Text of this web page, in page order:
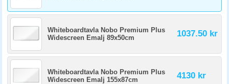
Whiteboardtavla Nobo Premium Plus
Widescreen Emalj 89x50cm
1037.50 kr
Whiteboardtavla Nobo Premium Plus
Widescreen Emalj 155x87cm
4130 kr